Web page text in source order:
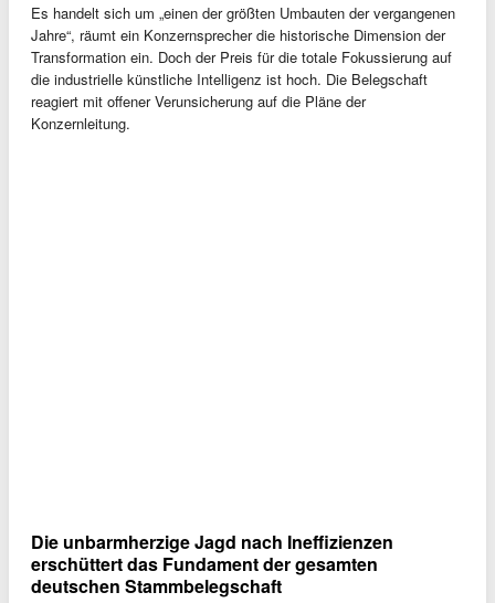
Es handelt sich um „einen der größten Umbauten der vergangenen
Jahre“, räumt ein Konzernsprecher die historische Dimension der
Transformation ein. Doch der Preis für die totale Fokussierung auf
die industrielle künstliche Intelligenz ist hoch. Die Belegschaft
reagiert mit offener Verunsicherung auf die Pläne der
Konzernleitung.
Die unbarmherzige Jagd nach Ineffizienzen
erschüttert das Fundament der gesamten
deutschen Stammbelegschaft